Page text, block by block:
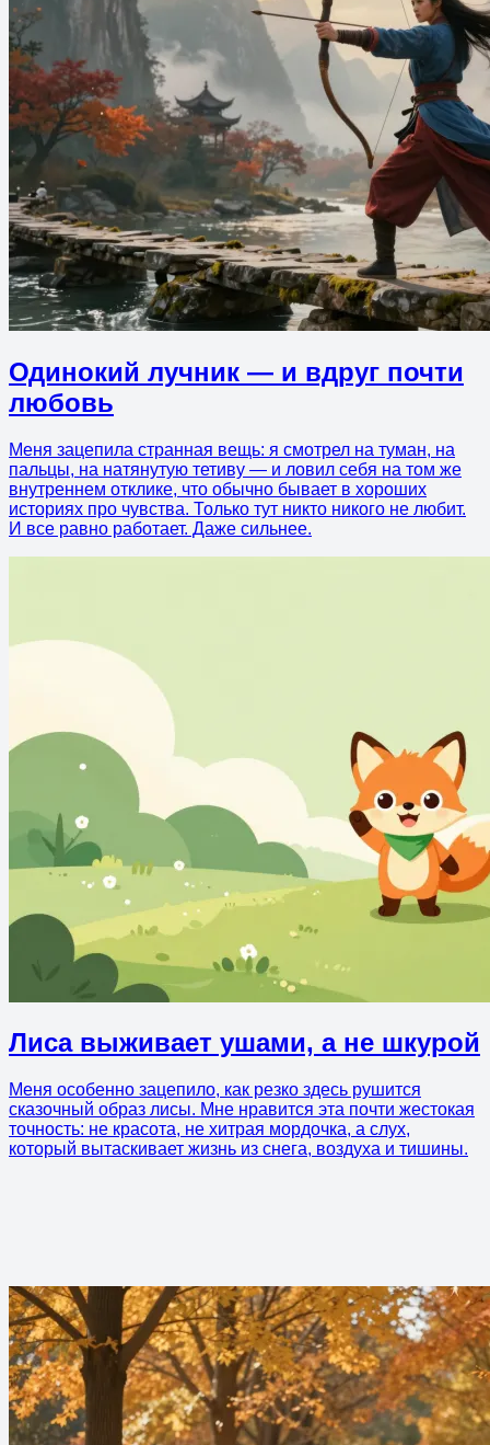
Одинокий лучник — и вдруг почти
любовь
Меня зацепила странная вещь: я смотрел на туман, на
пальцы, на натянутую тетиву — и ловил себя на том же
внутреннем отклике, что обычно бывает в хороших
историях про чувства. Только тут никто никого не любит.
И все равно работает. Даже сильнее.
Лиса выживает ушами, а не шкурой
Меня особенно зацепило, как резко здесь рушится
сказочный образ лисы. Мне нравится эта почти жестокая
точность: не красота, не хитрая мордочка, а слух,
который вытаскивает жизнь из снега, воздуха и тишины.